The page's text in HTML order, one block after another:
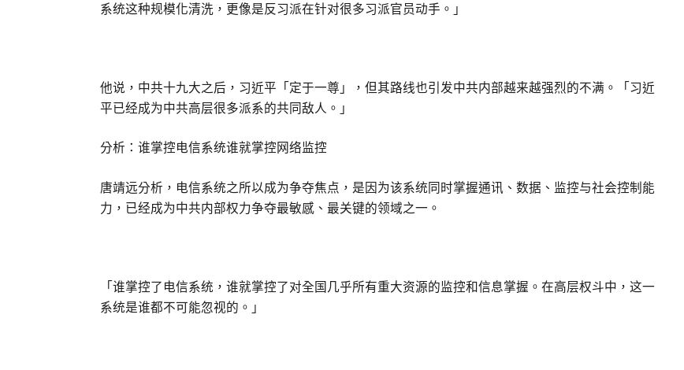
系统这种规模化清洗，更像是反习派在针对很多习派官员动手。」
他说，中共十九大之后，习近平「定于一尊」，但其路线也引发中共内部越来越强烈的不满。「习近
平已经成为中共高层很多派系的共同敌人。」
分析：谁掌控电信系统谁就掌控网络监控
唐靖远分析，电信系统之所以成为争夺焦点，是因为该系统同时掌握通讯、数据、监控与社会控制能
力，已经成为中共内部权力争夺最敏感、最关键的领域之一。
「谁掌控了电信系统，谁就掌控了对全国几乎所有重大资源的监控和信息掌握。在高层权斗中，这一
系统是谁都不可能忽视的。」